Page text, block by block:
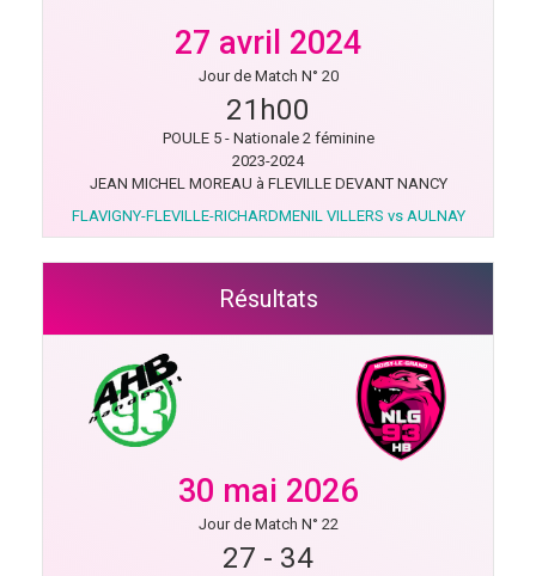
27 avril 2024
Jour de Match N° 20
21h00
POULE 5 - Nationale 2 féminine
2023-2024
JEAN MICHEL MOREAU à FLEVILLE DEVANT NANCY
FLAVIGNY-FLEVILLE-RICHARDMENIL VILLERS vs AULNAY
Résultats
30 mai 2026
Jour de Match N° 22
27 - 34